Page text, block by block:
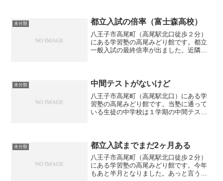
Ⅱ」です。発売日は2025年2月26日との
こと。是非聞いてみ...
未分類 都立入試の倍率（富士森高校）
八王子市高尾町（高尾駅北口徒歩２分）
にある学習塾の高尾みどり館です。都立
一般入試の最終倍率が出ました。近隣の
で、最終的には...
未分類 中間テストがないけど
八王子市高尾町（高尾駅北口）にある学
習塾の高尾みどり館です。当塾に通って
いる生徒の中学校は１学期の中間テスト
小テストや単元テストが...
未分類 都立入試までまだ2ヶ月ある
八王子市高尾町（高尾駅北口徒歩２分）
にある学習塾の高尾みどり館です。今年
もあと半月となりました。あっと言う間